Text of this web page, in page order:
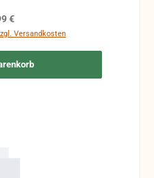
Preis:
€
Versandkosten